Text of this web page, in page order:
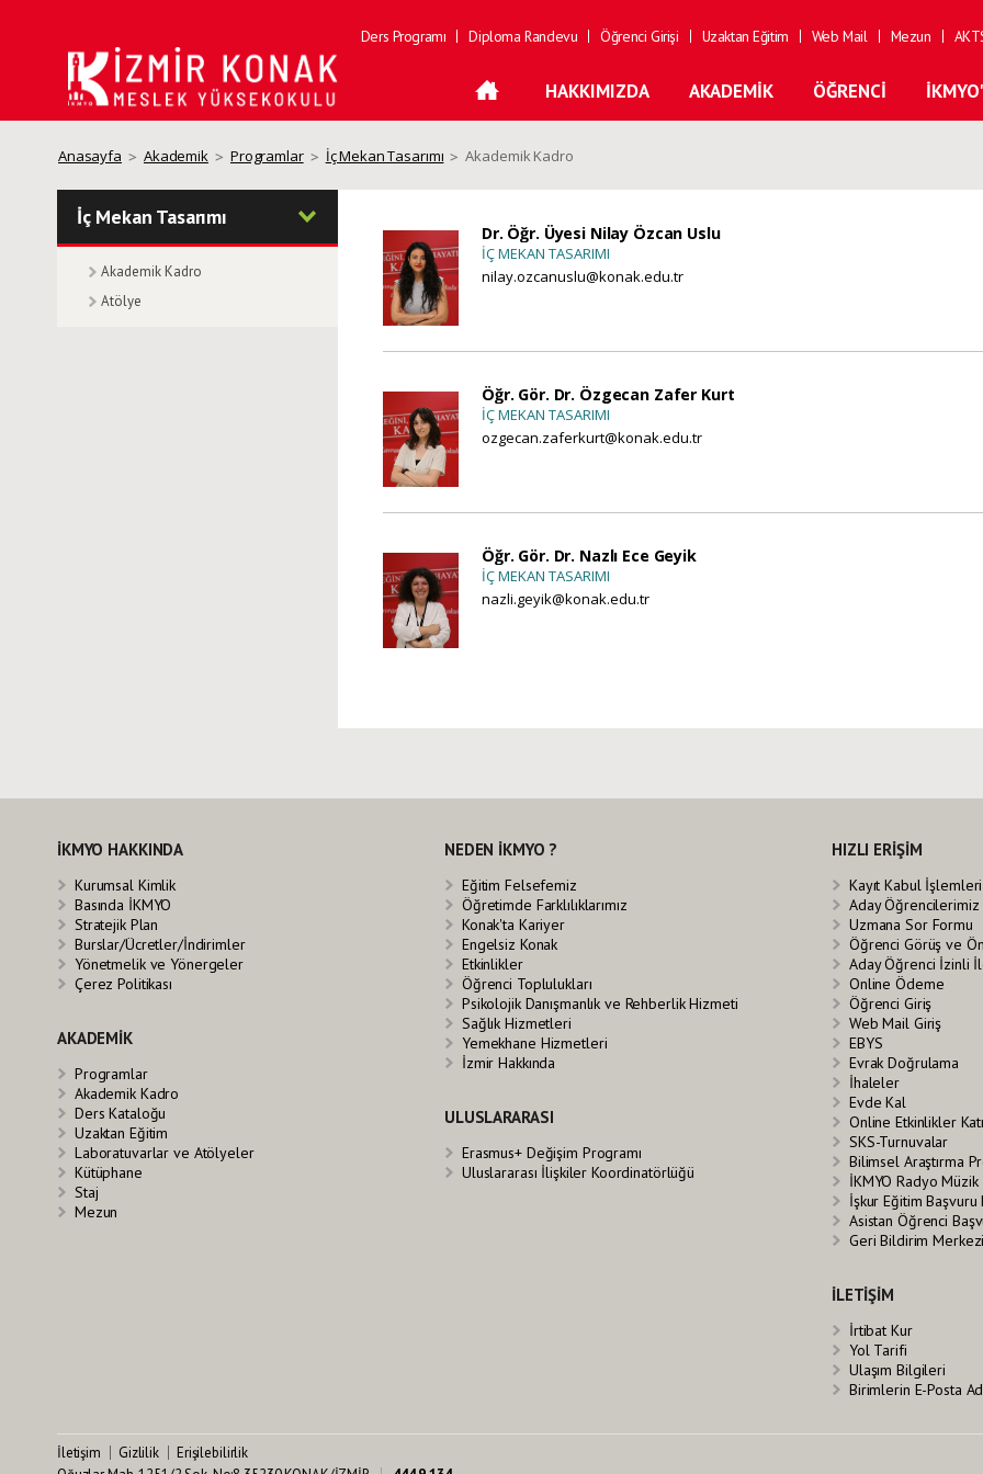
Ders Programı Diploma Randevu Öğrenci Girişi Uzaktan Eğitim Web Mail Mezun
HAKKIMIZDA AKADEMIK ÖĞRENCI
Anasayfa Akademik Programlar İç Mekan Tasarımı Akademik Kadro
İç Mekan Tasarımı
Akademik Kadro
Atölye
Dr. Öğr. Üyesi Nilay Özcan Uslu
İÇ MEKAN TASARIMI
nilay.ozcanuslu@konak.edu.tr
Öğr. Gör. Dr. Özgecan Zafer Kurt
İÇ MEKAN TASARIMI
ozgecan.zaferkurt@konak.edu.tr
Öğr. Gör. Dr. Nazlı Ece Geyik
İÇ MEKAN TASARIMI
nazli.geyik@konak.edu.tr
İKMYO HAKKINDA
Kurumsal Kimlik
Basında İKMYO
Stratejik Plan
Burslar/Ücretler/İndirimler
Yönetmelik ve Yönergeler
Çerez Politikası
NEDEN İKMYO ?
Eğitim Felsefemiz
Öğretimde Farklılıklarımız
Konak'ta Kariyer
Engelsiz Konak
Etkinlikler
Öğrenci Toplulukları
Psikolojik Danışmanlık ve Rehberlik Hizmeti
Sağlık Hizmetleri
Yemekhane Hizmetleri
İzmir Hakkında
HIZLI ERİŞİM
Kayıt Kabul İşlemleri
Aday Öğrencilerimiz
Uzmana Sor Formu
Öğrenci Görüş ve
Aday Öğrenci İzinli
Online Ödeme
Öğrenci Giriş
Web Mail Giriş
EBYS
Evrak Doğrulama
İhaleler
Evde Kal
Online Etkinlikler
SKS-Turnuvalar
Bilimsel Araştırma
İKMYO Radyo
İşkur Eğitim Başvuru
Asistan Öğrenci
Geri Bildirim Merkezi
AKADEMİK
Programlar
Akademik Kadro
Ders Kataloğu
Uzaktan Eğitim
Laboratuvarlar ve Atölyeler
Kütüphane
Staj
Mezun
ULUSLARARASI
Erasmus+ Değişim Programı
Uluslararası İlişkiler Koordinatörlüğü
İLETİŞİM
İrtibat Kur
Yol Tarifi
Ulaşım Bilgileri
Birimlerin E-Posta
İletişim Gizlilik
Erişilebilirlik